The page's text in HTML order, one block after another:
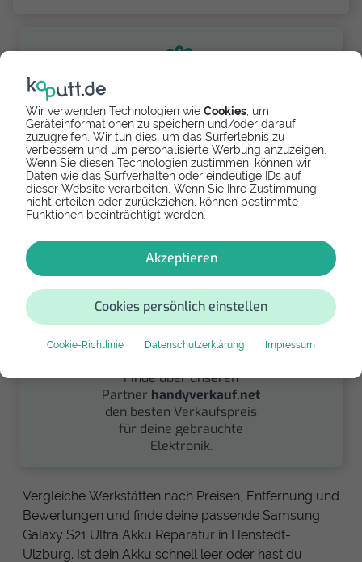
Wir verwenden Technologien wie Cookies , um
Geräteinformationen zu speichern und/oder darauf
zuzugreifen. Wir tun dies, um das Surferlebnis zu
verbessern und um personalisierte Werbung anzuzeigen.
Wenn Sie diesen Technologien zustimmen, können wir
Daten wie das Surfverhalten oder eindeutige IDs auf
dieser Website verarbeiten. Wenn Sie Ihre Zustimmung
nicht erteilen oder zurückziehen, können bestimmte
Funktionen beeinträchtigt werden.
Akzeptieren
Cookies persönlich einstellen
Cookie-Richtlinie Datenschutzerklärung Impressum
Spenden
Spende Dein Gerät über
handysfuerdieumwelt.de
für einen guten Zweck.
Verkaufen
Finde über unseren
Partner handyverkauf.net
den besten Verkaufspreis
für deine gebrauchte
Elektronik.
Vergleiche Werkstätten nach Preisen, Entfernung und
Bewertungen und finde deine passende Samsung
Galaxy S21 Ultra Akku Reparatur in Henstedt-
Ulzburg. Ist dein Akku schnell leer oder hast du